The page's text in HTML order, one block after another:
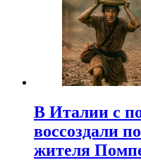
В Италии с
воссоздали
жителя